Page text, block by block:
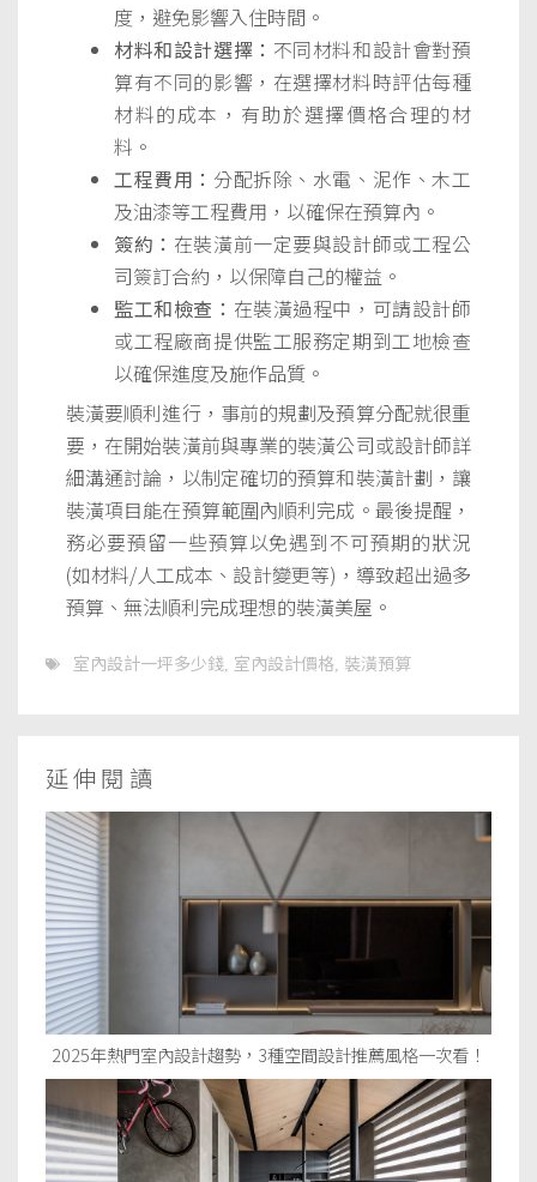
度，避免影響入住時間。
材料和設計選擇： 不同材料和設計會對預
算有不同的影響，在選擇材料時評估每種
材料的成本，有助於選擇價格合理的材
料。
工程費用： 分配拆除、水電、泥作、木工
及油漆等工程費用，以確保在預算內。
簽約： 在裝潢前一定要與設計師或工程公
司簽訂合約，以保障自己的權益。
監工和檢查： 在裝潢過程中，可請設計師
或工程廠商提供監工服務定期到工地檢查
以確保進度及施作品質。
裝潢要順利進行，事前的規劃及預算分配就很重
要，在開始裝潢前與專業的裝潢公司或設計師詳
細溝通討論，以制定確切的預算和裝潢計劃，讓
裝潢項目能在預算範圍內順利完成。最後提醒，
務必要預留一些預算以免遇到不可預期的狀況
(如材料/人工成本、設計變更等)，導致超出過多
預算、無法順利完成理想的裝潢美屋。
室內設計一坪多少錢, 室內設計價格, 裝潢預算
延伸閱讀
2025年熱門室內設計趨勢，3種空間設計推薦風格一次看！